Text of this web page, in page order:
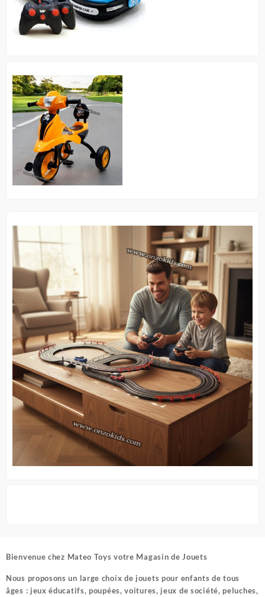
Bienvenue chez Mateo Toys votre Magasin de Jouets
Nous proposons un large choix de jouets pour enfants de tous
âges : jeux éducatifs, poupées, voitures, jeux de société, peluches,